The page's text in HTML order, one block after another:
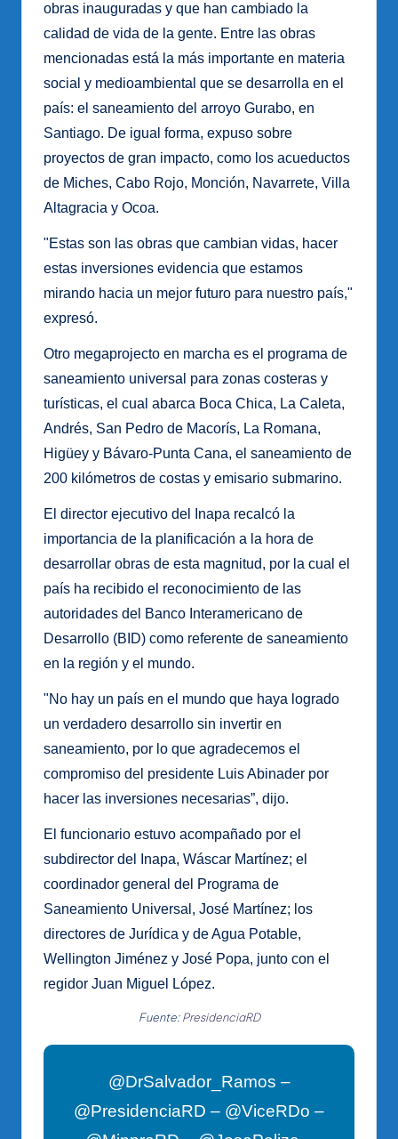
obras inauguradas y que han cambiado la
calidad de vida de la gente. Entre las obras
mencionadas está la más importante en materia
social y medioambiental que se desarrolla en el
país: el saneamiento del arroyo Gurabo, en
Santiago. De igual forma, expuso sobre
proyectos de gran impacto, como los acueductos
de Miches, Cabo Rojo, Monción, Navarrete, Villa
Altagracia y Ocoa.
"Estas son las obras que cambian vidas, hacer
estas inversiones evidencia que estamos
mirando hacia un mejor futuro para nuestro país,"
expresó.
Otro megaprojecto en marcha es el programa de
saneamiento universal para zonas costeras y
turísticas, el cual abarca Boca Chica, La Caleta,
Andrés, San Pedro de Macorís, La Romana,
Higüey y Bávaro-Punta Cana, el saneamiento de
200 kilómetros de costas y emisario submarino.
El director ejecutivo del Inapa recalcó la
importancia de la planificación a la hora de
desarrollar obras de esta magnitud, por la cual el
país ha recibido el reconocimiento de las
autoridades del Banco Interamericano de
Desarrollo (BID) como referente de saneamiento
en la región y el mundo.
"No hay un país en el mundo que haya logrado
un verdadero desarrollo sin invertir en
saneamiento, por lo que agradecemos el
compromiso del presidente Luis Abinader por
hacer las inversiones necesarias”, dijo.
El funcionario estuvo acompañado por el
subdirector del Inapa, Wáscar Martínez; el
coordinador general del Programa de
Saneamiento Universal, José Martínez; los
directores de Jurídica y de Agua Potable,
Wellington Jiménez y José Popa, junto con el
regidor Juan Miguel López.
Fuente:PresidenciaRD
@DrSalvador_Ramos –
@PresidenciaRD – @ViceRDo –